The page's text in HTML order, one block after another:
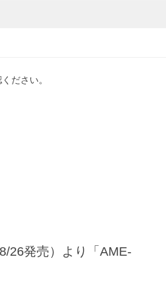
ださい。
26発売）より「AME-